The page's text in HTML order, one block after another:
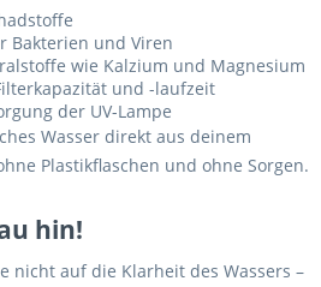
Bakterien und Viren
wie Kalzium und Magnesium
und -laufzeit
der UV-Lampe
Wasser direkt aus deinem
Plastikflaschen und ohne Sorgen.
hin!
nicht auf die Klarheit des Wassers –